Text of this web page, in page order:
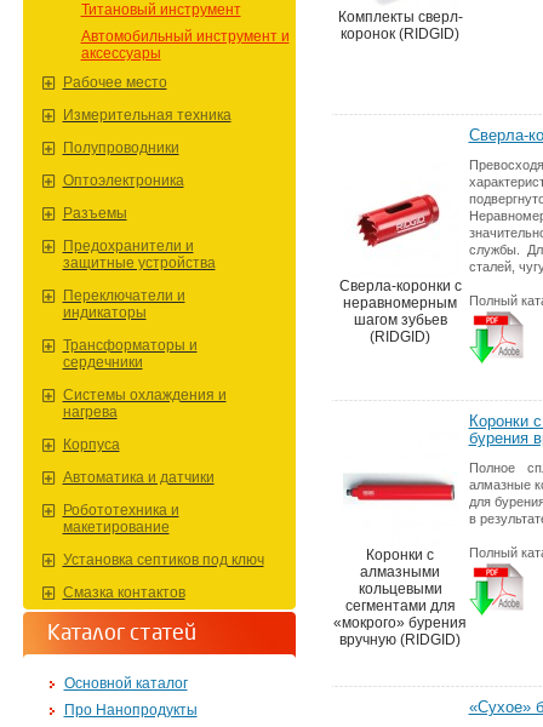
Титановый инструмент
Автомобильный инструмент и
аксессуары
Рабочее место
Измерительная техника
Полупроводники
Oптоэлектроника
Разъeмы
Предохранители и
защитные устройства
Переключатели и
индикаторы
Трансформаторы и
сердечники
Системы охлаждения и
нагрева
Корпуса
Автоматика и датчики
Робототехника и
макетирование
Установка септиков под ключ
Смазка контактов
Каталог статей
Основной каталог
Про Нанопродукты
Комплекты сверл-
коронок (RIDGID)
Сверла-коронки с
неравномерным
шагом зубьев
(RIDGID)
Сверла-
службы.
сталей,
Полный
Коронки с
алмазными
кольцевыми
сегментами для
«мокрого» бурения
вручную (RIDGID)
Коронки
бурения
Полное
алмазные
для
в
Полный
«Сухое»